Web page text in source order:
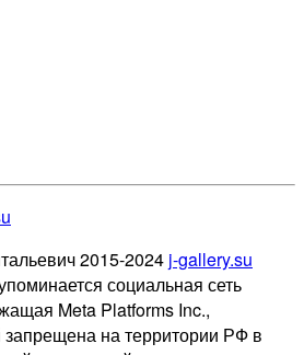
2015-2024 j-gallery.su
социальная сеть
Meta Platforms Inc.,
запрещена на территории РФ в